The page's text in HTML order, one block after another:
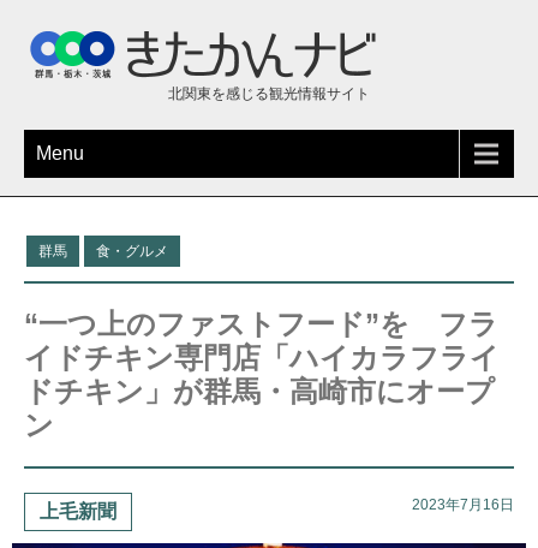
北関東を感じる観光情報サイト
Menu
群馬 食・グルメ
“一つ上のファストフード”を フラ
イドチキン専門店「ハイカラフライ
ドチキン」が群馬・高崎市にオープ
ン
上毛新聞 2023年7月16日